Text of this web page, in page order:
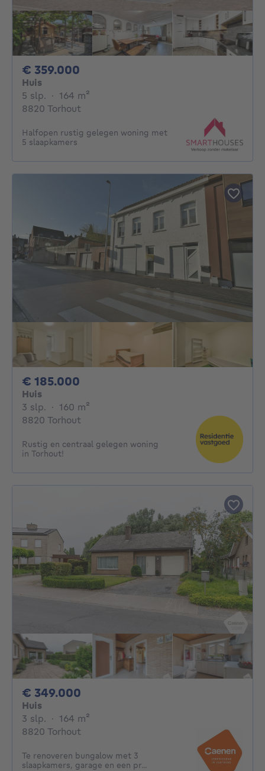
€ 359.000
Huis
5 slp. 5 slaapkamers
· 164 m²
8820 Torhout
Halfopen rustig gelegen woning met
5 slaapkamers
€ 185.000
Huis
3 slp. 3 slaapkamers
· 160 m²
8820 Torhout
Rustig en centraal gelegen woning
in Torhout!
€ 349.000
Huis
3 slp. 3 slaapkamers
· 164 m²
8820 Torhout
Te renoveren bungalow met 3
slaapkamers, garage en een pr...